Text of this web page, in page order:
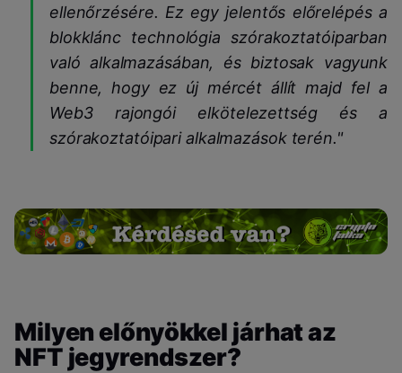
ellenőrzésére. Ez egy jelentős előrelépés a
blokklánc technológia szórakoztatóiparban
való alkalmazásában, és biztosak vagyunk
benne, hogy ez új mércét állít majd fel a
Web3 rajongói elkötelezettség és a
szórakoztatóipari alkalmazások terén."
Milyen előnyökkel járhat az
NFT jegyrendszer?